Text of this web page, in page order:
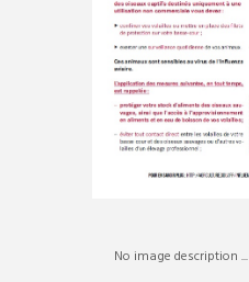
No image description ...